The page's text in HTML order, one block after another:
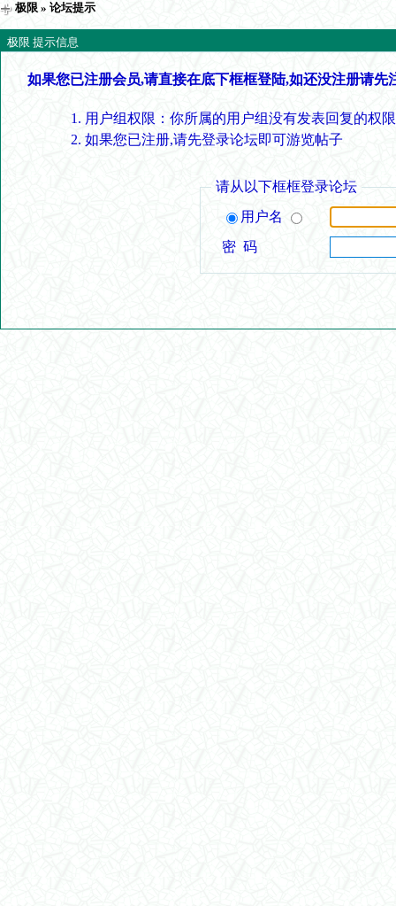
极限 » 论坛提示
极限 提示信息
如果您已注册会员,请直接在底下框框登陆,如还没注册请先
用户组权限：你所属的用户组没有发表回复的权
如果您已注册,请先登录论坛即可游览帖子
请从以下框框登录论坛
用户名
密 码